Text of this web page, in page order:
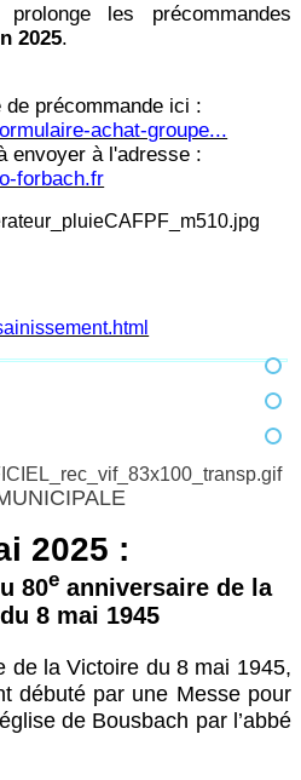
les précommandes
2025.
précommande ici :
achat-groupe...
envoyer à l'adresse :
forbach.fr
2025 :
80e anniversaire de la
8 mai 1945
de la Victoire du 8 mai 1945,
débuté par une Messe pour
de Bousbach par l’abbé